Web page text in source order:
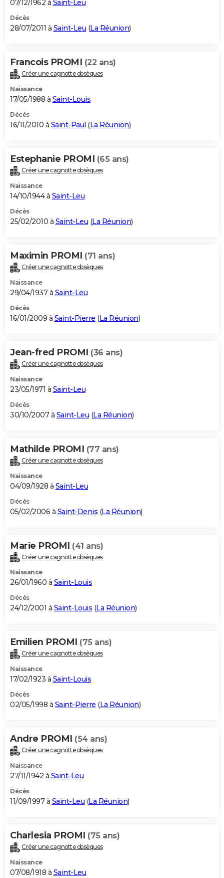
07/12/1962 à Saint-Leu
Décès
28/07/2011 à Saint-Leu (La Réunion)
Francois PROMI (22 ans)
Créer une cagnotte obsèques
Naissance
17/05/1988 à Saint-Louis
Décès
16/11/2010 à Saint-Paul (La Réunion)
Estephanie PROMI (65 ans)
Créer une cagnotte obsèques
Naissance
14/10/1944 à Saint-Leu
Décès
25/02/2010 à Saint-Leu (La Réunion)
Maximin PROMI (71 ans)
Créer une cagnotte obsèques
Naissance
29/04/1937 à Saint-Leu
Décès
16/01/2009 à Saint-Pierre (La Réunion)
Jean-fred PROMI (36 ans)
Créer une cagnotte obsèques
Naissance
23/05/1971 à Saint-Leu
Décès
30/10/2007 à Saint-Leu (La Réunion)
Mathilde PROMI (77 ans)
Créer une cagnotte obsèques
Naissance
04/09/1928 à Saint-Leu
Décès
05/02/2006 à Saint-Denis (La Réunion)
Marie PROMI (41 ans)
Créer une cagnotte obsèques
Naissance
26/01/1960 à Saint-Louis
Décès
24/12/2001 à Saint-Louis (La Réunion)
Emilien PROMI (75 ans)
Créer une cagnotte obsèques
Naissance
17/02/1923 à Saint-Louis
Décès
02/05/1998 à Saint-Pierre (La Réunion)
Andre PROMI (54 ans)
Créer une cagnotte obsèques
Naissance
27/11/1942 à Saint-Leu
Décès
11/09/1997 à Saint-Leu (La Réunion)
Charlesia PROMI (75 ans)
Créer une cagnotte obsèques
Naissance
07/08/1918 à Saint-Leu